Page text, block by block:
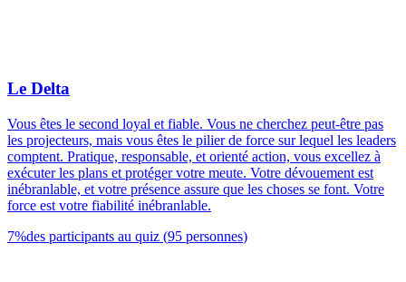
Le Delta
Vous êtes le second loyal et fiable. Vous ne cherchez peut-être pas
les projecteurs, mais vous êtes le pilier de force sur lequel les leaders
comptent. Pratique, responsable, et orienté action, vous excellez à
exécuter les plans et protéger votre meute. Votre dévouement est
inébranlable, et votre présence assure que les choses se font. Votre
force est votre fiabilité inébranlable.
7%des participants au quiz (95 personnes)